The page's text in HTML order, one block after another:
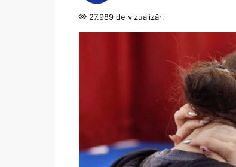
27.989 de vizualizări